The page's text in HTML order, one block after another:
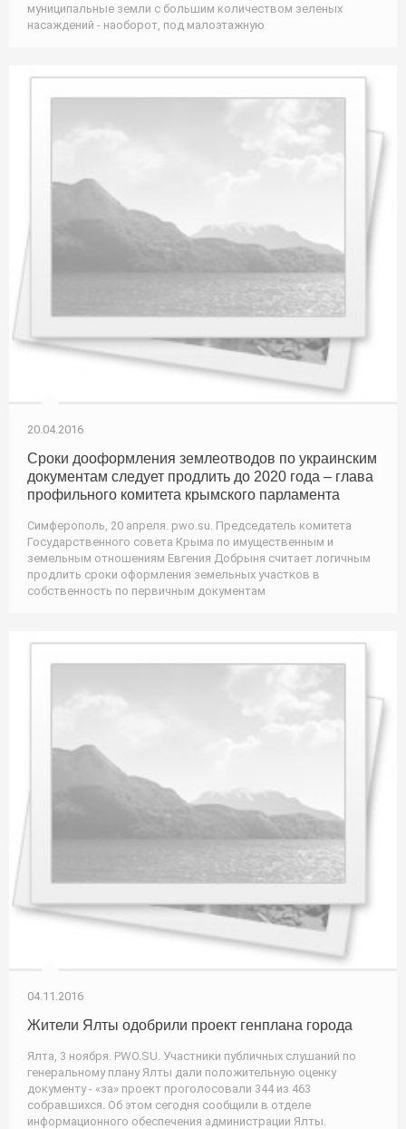
муниципальные земли с большим количеством зеленых
насаждений - наоборот, под малоэтажную
20.04.2016
Сроки дооформления землеотводов по украинским
документам следует продлить до 2020 года – глава
профильного комитета крымского парламента
Симферополь, 20 апреля. pwo.su. Председатель комитета
Государственного совета Крыма по имущественным и
земельным отношениям Евгения Добрыня считает логичным
продлить сроки оформления земельных участков в
собственность по первичным документам
04.11.2016
Жители Ялты одобрили проект генплана города
Ялта, 3 ноября. PWO.SU. Участники публичных слушаний по
генеральному плану Ялты дали положительную оценку
документу - «за» проект проголосовали 344 из 463
собравшихся. Об этом сегодня сообщили в отделе
информационного обеспечения администрации Ялты.